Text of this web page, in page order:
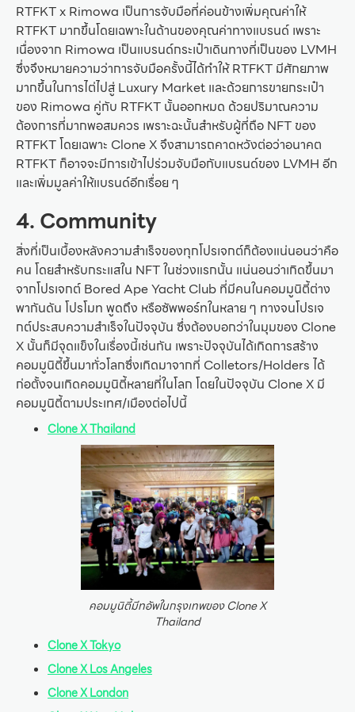
RTFKT x Rimowa เป็นการจับมือที่ค่อนข้างเพิ่มคุณค่าให้
RTFKT มากขึ้นโดยเฉพาะในด้านของคุณค่าทางแบรนด์ เพราะ
เนื่องจาก Rimowa เป็นแบรนด์กระเป๋าเดินทางที่เป็นของ LVMH
ซึ่งจึงหมายความว่าการจับมือครั้งนี้ได้ทำให้ RTFKT มีศักยภาพ
มากขึ้นในการไต่ไปสู่ Luxury Market และด้วยการขายกระเป๋า
ของ Rimowa คู่กับ RTFKT นั้นออกหมด ด้วยปริมาณความ
ต้องการที่มากพอสมควร เพราะฉะนั้นสำหรับผู้ที่ถือ NFT ของ
RTFKT โดยเฉพาะ Clone X จึงสามารถคาดหวังต่อว่าอนาคต
RTFKT ก็อาจจะมีการเข้าไปร่วมจับมือกับแบรนด์ของ LVMH อีก
และเพิ่มมูลค่าให้แบรนด์อีกเรื่อย ๆ
4. Community
สิ่งที่เป็นเบื้องหลังความสำเร็จของทุกโปรเจกต์ก็ต้องแน่นอนว่าคือ
คน โดยสำหรับกระแสใน NFT ในช่วงแรกนั้น แน่นอนว่าเกิดขึ้นมา
จากโปรเจกต์ Bored Ape Yacht Club ที่มีคนในคอมมูนิตี้ต่าง
พากันดัน โปรโมท พูดถึง หรือซัพพอร์ทในหลาย ๆ ทางจนโปรเจ
กต์ประสบความสำเร็จในปัจจุบัน ซึ่งต้องบอกว่าในมุมของ Clone
X นั้นก็มีจุดแข็งในเรื่องนี้เช่นกัน เพราะปัจจุบันได้เกิดการสร้าง
คอมมูนิตี้ขึ้นมาทั่วโลกซึ่งเกิดมาจากที่ Colletors/Holders ได้
ก่อตั้งจนเกิดคอมมูนิตี้หลายที่ในโลก โดยในปัจจุบัน Clone X มี
คอมมูนิตี้ตามประเทศ/เมืองต่อไปนี้
Clone X Thailand
คอมมูนิตี้มีทอัพในกรุงเทพของ Clone X
Thailand
Clone X Tokyo
Clone X Los Angeles
Clone X London